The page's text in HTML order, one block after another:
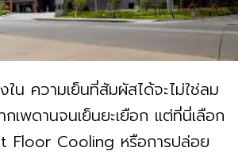
งใน ความเย็นที่สัมผัสได้จะไม่ใช่ลม
กเพดานจนเย็นยะเยือก แต่ที่นี่เลือก
Floor Cooling หรือการปล่อย